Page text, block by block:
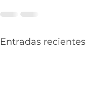
Entradas recientes